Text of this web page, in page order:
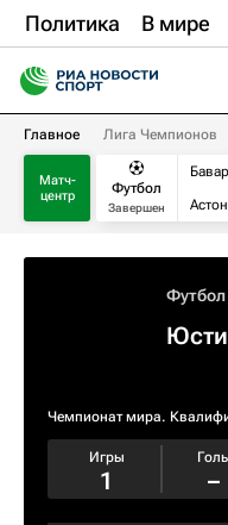
Политика В мире
Главное Лига Чемпионов
Матч-
центр
Футбол
Завершен
Футбол
Чемпионат мира.
Игры
1 –